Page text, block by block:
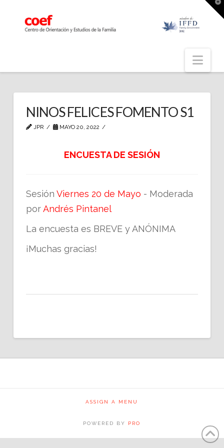
NINOS FELICES FOMENTO S1
JPR MAYO 20, 2022
ENCUESTA DE SESIÓN
Sesión Viernes 20 de Mayo - Moderada
porAndrés Pintanel
La encuesta es BREVE y ANÓNIMA
¡Muchas gracias!
ASSIGN A MENU
POWERED BY PRO